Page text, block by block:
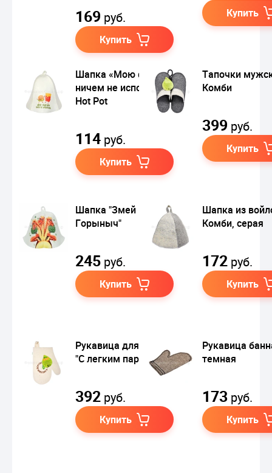
169 руб.
Купить
Купить
Шапка «Мою фигуру
ничем не испортить»
Hot Pot
114 руб.
Купить
Тапочки
Комби
399 руб.
Купить
Шапка "Змей
Горыныч"
245 руб.
Купить
Шапка из
Комби, серая
172 руб.
Купить
Рукавица для сауны
"С легким паром"
392 руб.
Купить
Рукавица
темная
173 руб.
Купить